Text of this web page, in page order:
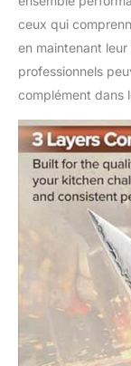
ceux qui
en maintenant
professionnels
complément dans